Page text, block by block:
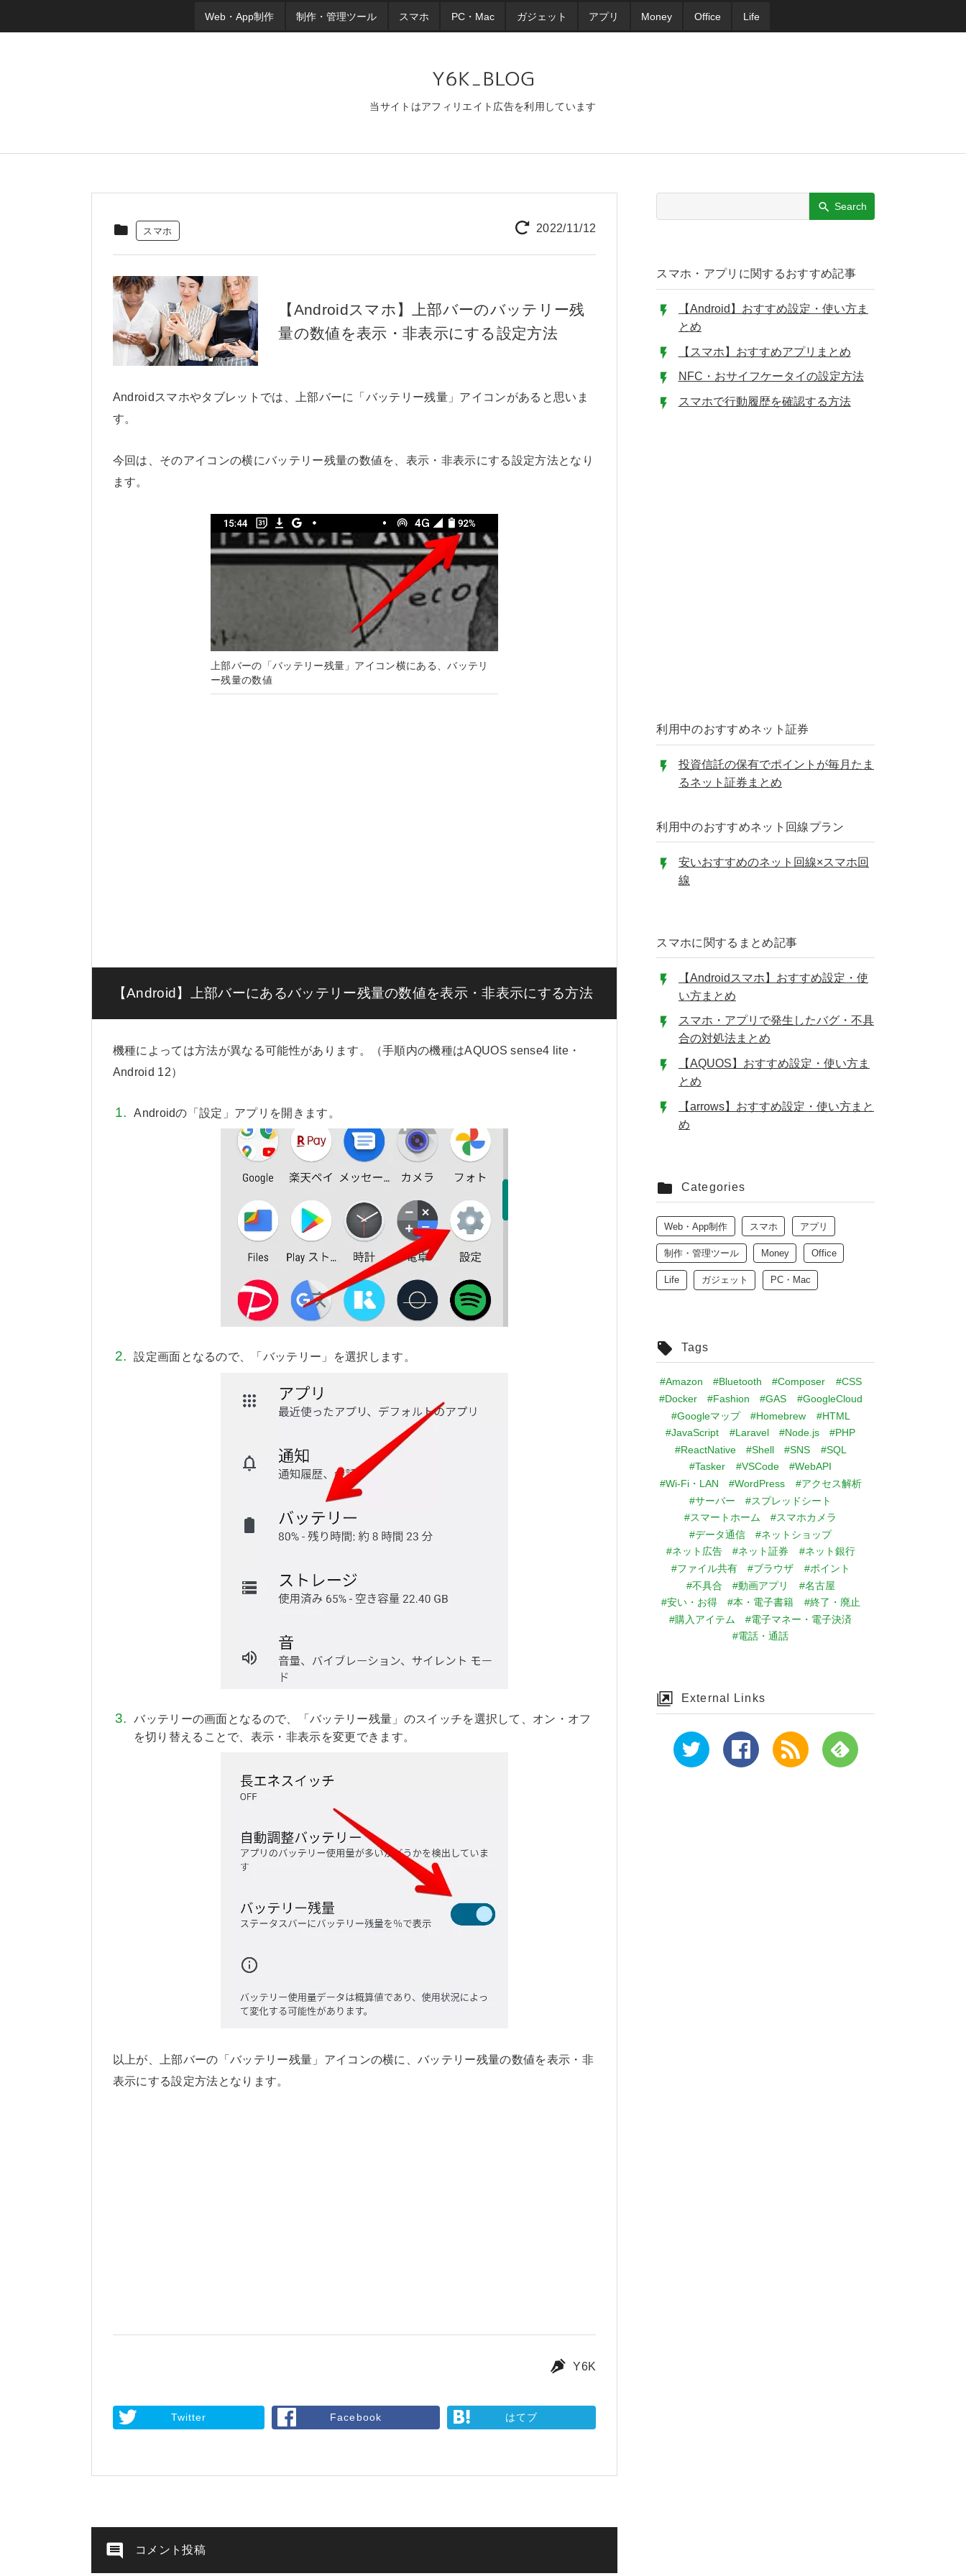
Web・App制作 制作・管理ツール スマホ PC・Mac ガジェット アプリ Money Office Life
当サイトはアフィリエイト広告を利用しています
2022/11/12
スマホ
【Androidスマホ】上部バーのバッテリー残
量の数値を表示・非表示にする設定方法
Androidスマホやタブレットでは、上部バーに「バッテリー残量」アイコンがあると思いま
す。
今回は、そのアイコンの横にバッテリー残量の数値を、表示・非表示にする設定方法となり
ます。
上部バーの「バッテリー残量」アイコン横にある、バッテリ
ー残量の数値
【Android】上部バーにあるバッテリー残量の数値を表示・非表示にする方法
機種によっては方法が異なる可能性があります。（手順内の機種はAQUOS sense4 lite・
Android 12）
Androidの「設定」アプリを開きます。
設定画面となるので、「バッテリー」を選択します。
バッテリーの画面となるので、「バッテリー残量」のスイッチを選択して、オン・オフ
を切り替えることで、表示・非表示を変更できます。
以上が、上部バーの「バッテリー残量」アイコンの横に、バッテリー残量の数値を表示・非
表示にする設定方法となります。
Y6K
Twitter Facebook はてブ
コメント投稿
Search
スマホ・アプリに関するおすすめ記事
【Android】おすすめ設定・使い方ま
とめ
【スマホ】おすすめアプリまとめ
NFC・おサイフケータイの設定方法
スマホで行動履歴を確認する方法
利用中のおすすめネット証券
投資信託の保有でポイントが毎月たま
るネット証券まとめ
利用中のおすすめネット回線プラン
安いおすすめのネット回線×スマホ回
線
スマホに関するまとめ記事
【Androidスマホ】おすすめ設定・使
い方まとめ
スマホ・アプリで発生したバグ・不具
合の対処法まとめ
【AQUOS】おすすめ設定・使い方ま
とめ
【arrows】おすすめ設定・使い方まと
め
Categories
Web・App制作 スマホ アプリ
制作・管理ツール Money Office
Life ガジェット PC・Mac
Tags
#Amazon #Bluetooth #Composer
#CSS
#Docker
#Fashion #GAS
#GoogleCloud
#Googleマップ
#Homebrew
#HTML
#JavaScript
#Laravel #Node.js
#PHP
#ReactNative
#Shell #SNS
#SQL
#Tasker
#VSCode
#WebAPI
#Wi-Fi・LAN
#WordPress
#アクセス解析
#サーバー
#スプレッドシート
#スマートホーム
#スマホカメラ
#データ通信
#ネットショップ
#ネット広告
#ネット証券
#ネット銀行
#ファイル共有
#ブラウザ
#ポイント
#不具合
#動画アプリ
#名古屋
#安い・お得
#本・電子書籍
#終了・廃止
#購入アイテム
#電子マネー・電子決済
#電話・通話
External Links